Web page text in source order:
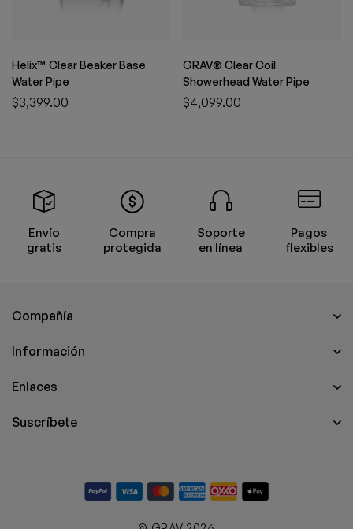
Helix™ Clear Beaker Base
Water Pipe
$3,399.00
GRAV® Clear Coil
Showerhead Water Pipe
$4,099.00
Envío
gratis
Compra
protegida
Soporte
en línea
Pagos
flexibles
Compañía
Información
Enlaces
Suscríbete